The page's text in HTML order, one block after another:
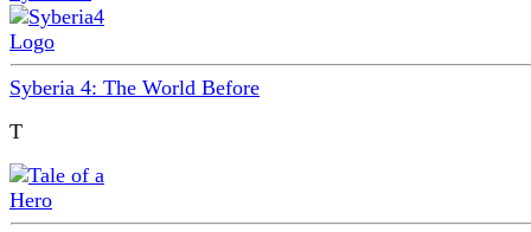
Syberia 4: The World Before
T